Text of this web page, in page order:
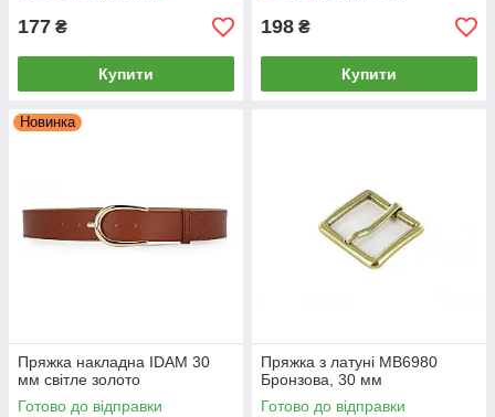
177 ₴
Купити
198 ₴
Купити
Новинка
Пряжка накладна IDAM 30
мм світле золото
Готово до відправки
Пряжка з латуні MB6980
Бронзова, 30 мм
Готово до відправки